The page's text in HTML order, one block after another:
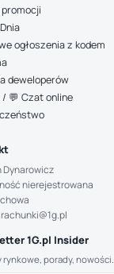
ogłoszenia z kodem
deweloperów
/ 💬 Czat online
Dynarowicz
nierejestrowana
1G.pl Insider
rynkowe, porady, nowości.